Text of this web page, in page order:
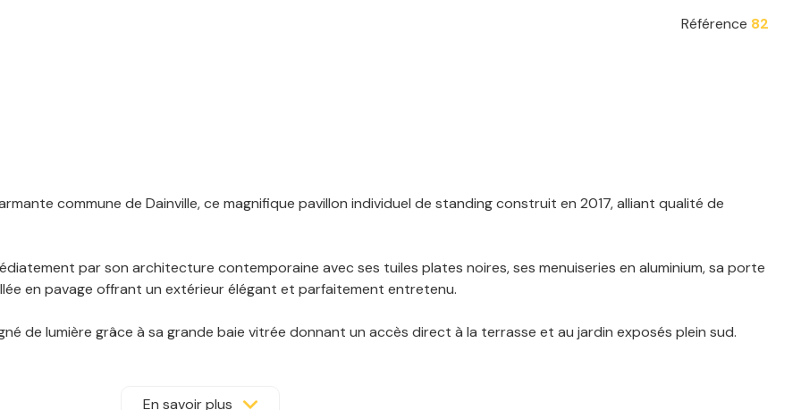
Référence 82
commune de Dainville, ce magnifique pavillon individuel de standing construit en 2017, alliant qualité de
par son architecture contemporaine avec ses tuiles plates noires, ses menuiseries en aluminium, sa porte
en pavage offrant un extérieur élégant et parfaitement entretenu.
de lumière grâce à sa grande baie vitrée donnant un accès direct à la terrasse et au jardin exposés plein sud.
garage attenant, d’une salle d’eau avec douche, d’un WC séparé ainsi que d’un bureau pouvant parfaitement
En savoir plus